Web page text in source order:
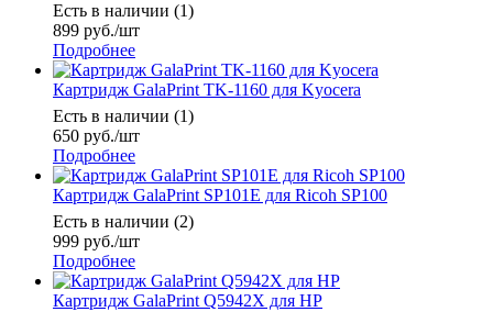
Есть в наличии (1)
899 руб./шт
Подробнее
Картридж GalaPrint TK-1160 для Kyocera
Есть в наличии (1)
650 руб./шт
Подробнее
Картридж GalaPrint SP101E для Ricoh SP100
Есть в наличии (2)
999 руб./шт
Подробнее
Картридж GalaPrint Q5942X для HP